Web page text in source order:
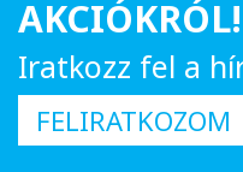
AKCIÓKRÓL!
Iratkozz fel a
FELIRATKOZOM